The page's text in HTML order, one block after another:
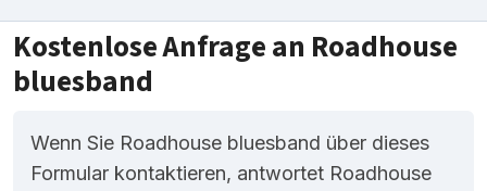
Kostenlose Anfrage an Roadhouse
bluesband
Wenn Sie Roadhouse bluesband über dieses
Formular kontaktieren, antwortet Roadhouse